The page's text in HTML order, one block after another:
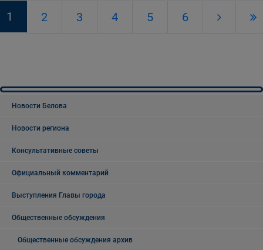
1 2 3 4 5 6
Новости Белова
Новости региона
Консультативные советы
Официальный комментарий
Выступления Главы города
Общественные обсуждения
Общественные обсуждения архив